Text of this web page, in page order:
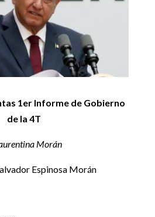
opinión 5
Informe de Gobierno de la 4T
1er Informe de Gobierno
de la 4T
Morán
Espinosa Morán